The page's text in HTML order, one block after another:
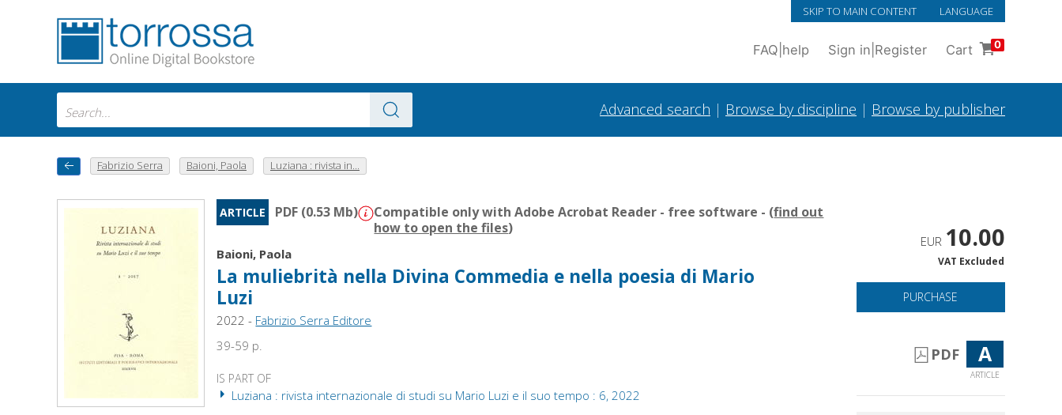
SKIP TO MAIN CONTENT LANGUAGE
FAQ help Sign in Register Cart 0
Advanced search | Browse by discipline | Browse by publisher
Fabrizio Serra Baioni, Paola Luziana : rivista in...
ARTICLE PDF (0.53 Mb) Compatible only with Adobe Acrobat Reader - free software - (find out
how to open the files)
Baioni, Paola
La muliebrità nella Divina Commedia e nella poesia di Mario
Luzi
2022 - Fabrizio Serra Editore
39-59 p.
IS PART OF
Luziana : rivista internazionale di studi su Mario Luzi e il suo tempo : 6, 2022
EUR 10.00
VAT Excluded
PURCHASE
PDF A
ARTICLE